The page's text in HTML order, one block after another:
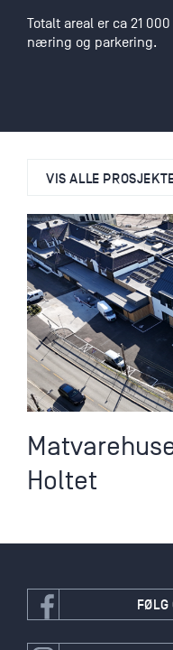
Totalt areal er ca 21
næring og parkering.
VIS ALLE
Holtet
FØLG